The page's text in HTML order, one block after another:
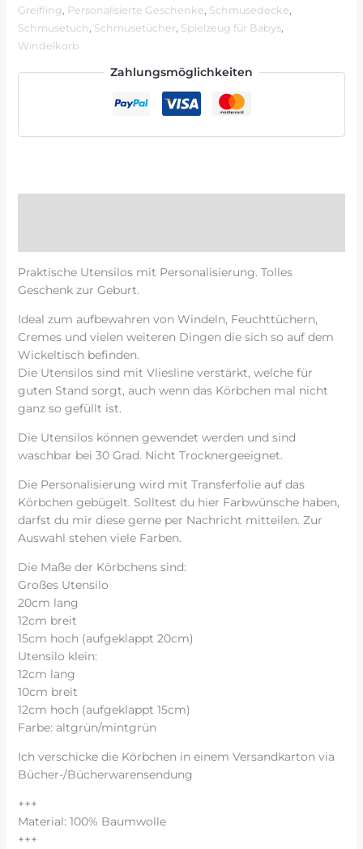
Greifling, Personalisierte Geschenke, Schmusedecke,
Schmusetuch, Schmusetücher, Spielzeug für Babys,
Windelkorb
Zahlungsmöglichkeiten
Praktische Utensilos mit Personalisierung. Tolles
Geschenk zur Geburt.
Ideal zum aufbewahren von Windeln, Feuchttüchern,
Cremes und vielen weiteren Dingen die sich so auf dem
Wickeltisch befinden.
Die Utensilos sind mit Vliesline verstärkt, welche für
guten Stand sorgt, auch wenn das Körbchen mal nicht
ganz so gefüllt ist.
Die Utensilos können gewendet werden und sind
waschbar bei 30 Grad. Nicht Trocknergeeignet.
Die Personalisierung wird mit Transferfolie auf das
Körbchen gebügelt. Solltest du hier Farbwünsche haben,
darfst du mir diese gerne per Nachricht mitteilen. Zur
Auswahl stehen viele Farben.
Die Maße der Körbchens sind:
Großes Utensilo
20cm lang
12cm breit
15cm hoch (aufgeklappt 20cm)
Utensilo klein:
12cm lang
10cm breit
12cm hoch (aufgeklappt 15cm)
Farbe: altgrün/mintgrün
Ich verschicke die Körbchen in einem Versandkarton via
Bücher-/Bücherwarensendung
+++
Material: 100% Baumwolle
+++